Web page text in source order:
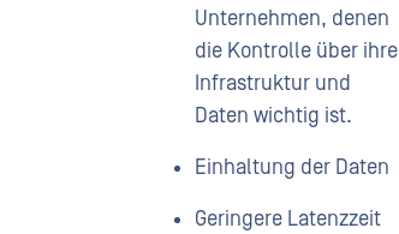
Unternehmen, denen
die Kontrolle über ihre
Infrastruktur und
Daten wichtig ist.
Einhaltung der Daten
Geringere Latenzzeit